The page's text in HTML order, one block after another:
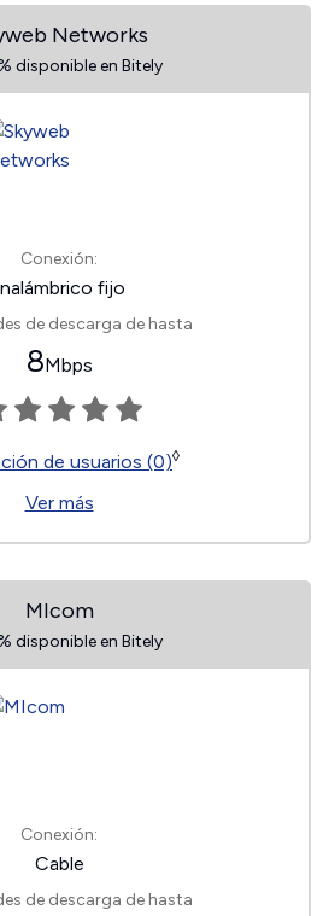
Networks
disponible en Bitely
Conexión:
fijo
de descarga de hasta
8Mbps
de usuarios (0)◊
Ver más
MIcom
disponible en Bitely
Conexión:
Cable
de descarga de hasta